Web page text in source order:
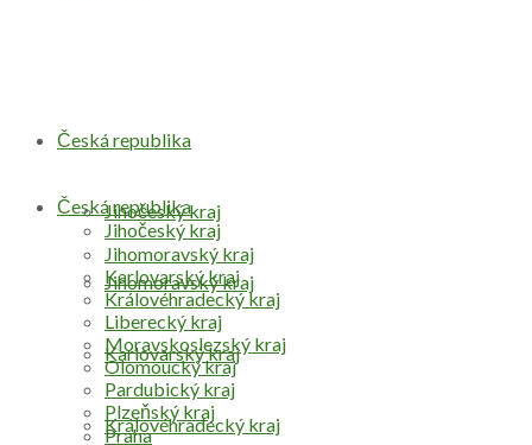
Česká republika
Jihočeský kraj
Jihomoravský kraj
Karlovarský kraj
Královéhradecký kraj
Česká republika
Jihočeský kraj
Jihomoravský kraj
Karlovarský kraj
Královéhradecký kraj
Liberecký kraj
Moravskoslezský kraj
Olomoucký kraj
Pardubický kraj
Plzeňský kraj
Praha